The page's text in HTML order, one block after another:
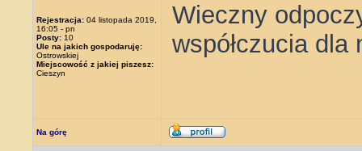
Rejestracja: 04 listopada 2019,
16:05 - pn
Posty: 10
Ule na jakich gospodaruję:
Ostrowskiej
Miejscowość z jakiej piszesz:
Cieszyn
Wieczny
współczucia dla
Na górę